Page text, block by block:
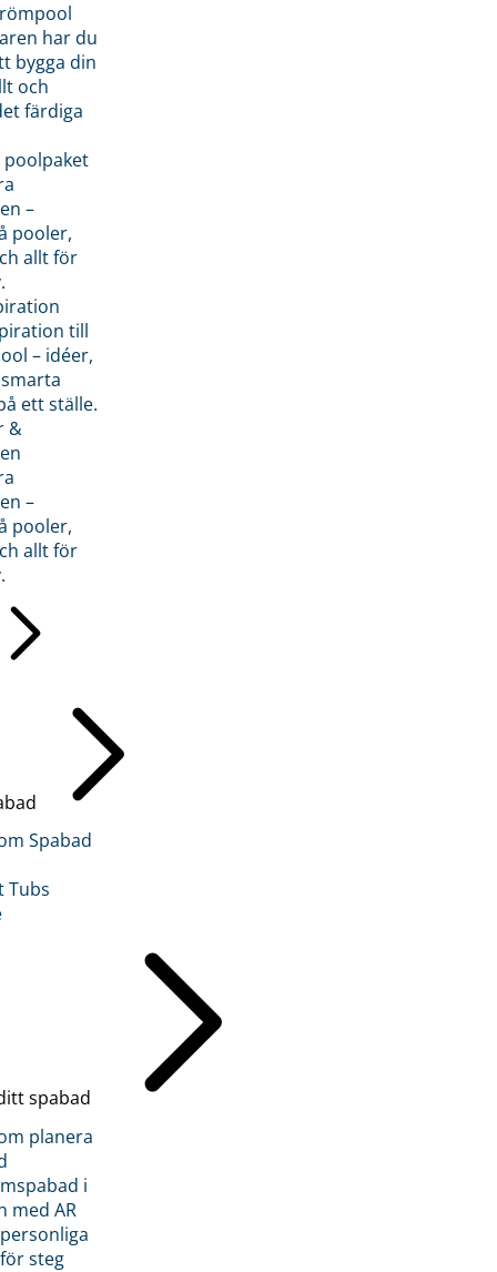
har du
bygga din
och
färdiga
–
pooler,
allt för
till
– idéer,
ett ställe.
&
–
pooler,
allt för
Spabad
Tubs
spabad
planera
i
med AR
steg